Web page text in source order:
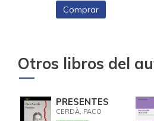
Comprar
Otros libros del
PRESENTES
CERDÀ, PACO